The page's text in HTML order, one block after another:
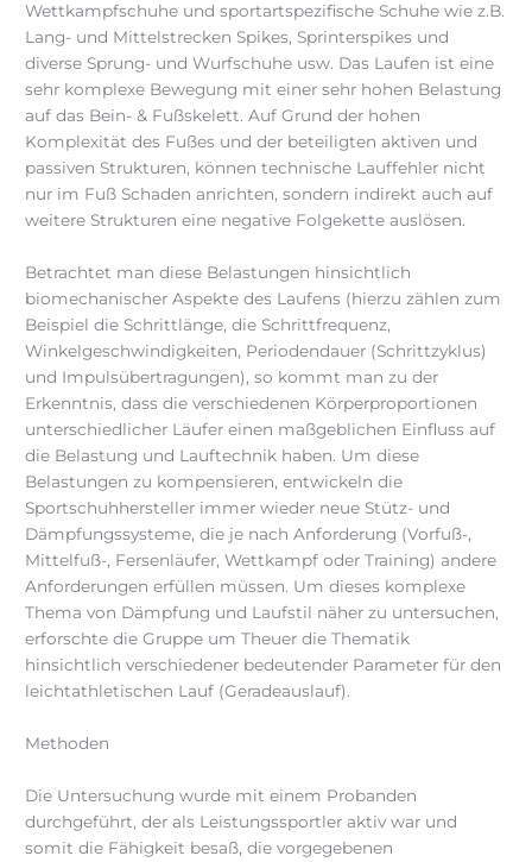
Wettkampfschuhe und sportartspezifische Schuhe wie z.B.
Lang- und Mittelstrecken Spikes, Sprinterspikes und
diverse Sprung- und Wurfschuhe usw. Das Laufen ist eine
sehr komplexe Bewegung mit einer sehr hohen Belastung
auf das Bein- & Fußskelett. Auf Grund der hohen
Komplexität des Fußes und der beteiligten aktiven und
passiven Strukturen, können technische Lauffehler nicht
nur im Fuß Schaden anrichten, sondern indirekt auch auf
weitere Strukturen eine negative Folgekette auslösen.
Betrachtet man diese Belastungen hinsichtlich
biomechanischer Aspekte des Laufens (hierzu zählen zum
Beispiel die Schrittlänge, die Schrittfrequenz,
Winkelgeschwindigkeiten, Periodendauer (Schrittzyklus)
und Impulsübertragungen), so kommt man zu der
Erkenntnis, dass die verschiedenen Körperproportionen
unterschiedlicher Läufer einen maßgeblichen Einfluss auf
die Belastung und Lauftechnik haben. Um diese
Belastungen zu kompensieren, entwickeln die
Sportschuhhersteller immer wieder neue Stütz- und
Dämpfungssysteme, die je nach Anforderung (Vorfuß-,
Mittelfuß-, Fersenläufer, Wettkampf oder Training) andere
Anforderungen erfüllen müssen. Um dieses komplexe
Thema von Dämpfung und Laufstil näher zu untersuchen,
erforschte die Gruppe um Theuer die Thematik
hinsichtlich verschiedener bedeutender Parameter für den
leichtathletischen Lauf (Geradeauslauf).
Methoden
Die Untersuchung wurde mit einem Probanden
durchgeführt, der als Leistungssportler aktiv war und
somit die Fähigkeit besaß, die vorgegebenen